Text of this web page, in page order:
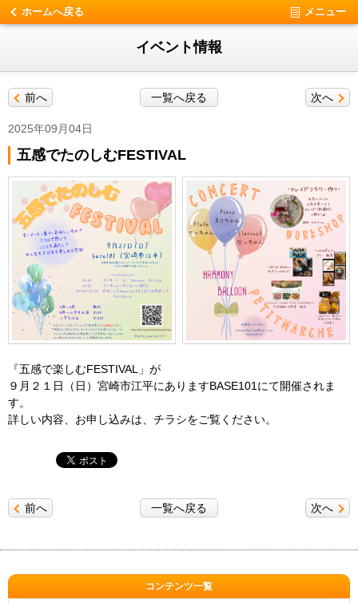
ホームへ戻る メニュー
イベント情報
次へ
前へ 一覧へ戻る
2025年09月04日
五感でたのしむFESTIVAL
『五感で楽しむFESTIVAL」が
９月２１日（日）宮崎市江平にありますBASE101にて開催されま
す。
詳しい内容、お申し込みは、チラシをご覧ください。
次へ
前へ 一覧へ戻る
コンテンツ一覧